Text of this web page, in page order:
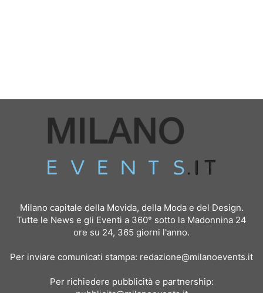
Milano capitale della Movida, della Moda e del Design.
Tutte le News e gli Eventi a 360° sotto la Madonnina 24
ore su 24, 365 giorni l'anno.
Per inviare comunicati stampa: redazione@milanoevents.it
Per richiedere pubblicità e partnership: